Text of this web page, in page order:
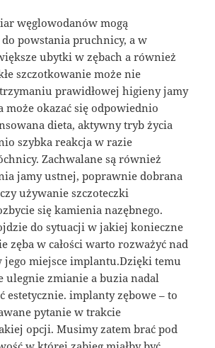
węglowodanów mogą
powstania pruchnicy, a w
ubytki w zębach a również
szczotkowanie może nie
prawidłowej higieny jamy
może okazać się odpowiednio
dieta, aktywny tryb życia
szybka reakcja w razie
Zachwalane są również
jamy ustnej, poprawnie dobrana
używanie szczoteczki
się kamienia nazębnego.
do sytuacji w jakiej konieczne
zęba w całości warto rozważyć nad
miejsce implantu.Dzięki temu
ulegnie zmianie a buzia nadal
estetycznie. implanty zębowe – to
pytanie w trakcie
opcji. Musimy zatem brać pod